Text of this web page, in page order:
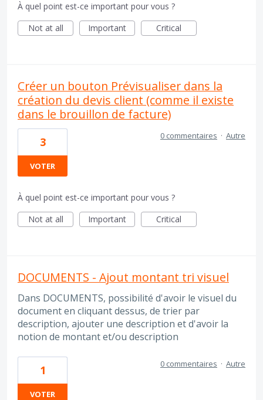
À quel point est-ce important pour vous ?
Not at all
Important Critical
Créer un bouton Prévisualiser dans la
création du devis client (comme il existe
dans le brouillon de facture)
3
VOTER
0 commentaires · Autre
À quel point est-ce important pour vous ?
Not at all
Important Critical
DOCUMENTS - Ajout montant tri visuel
Dans DOCUMENTS, possibilité d'avoir le visuel du
document en cliquant dessus, de trier par
description, ajouter une description et d'avoir la
notion de montant et/ou description
1
VOTER
0 commentaires · Autre